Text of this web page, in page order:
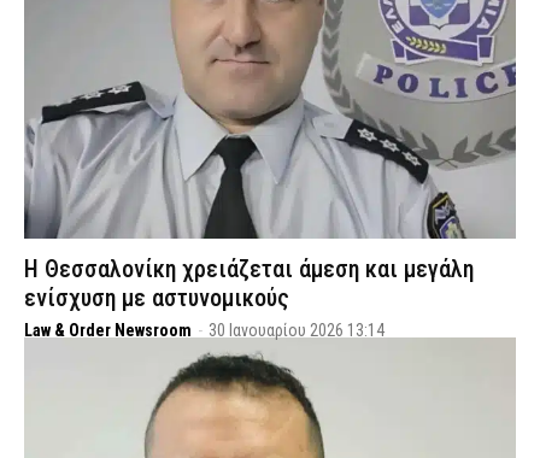
Η Θεσσαλονίκη χρειάζεται άμεση και μεγάλη
ενίσχυση με αστυνομικούς
Law & Order Newsroom - 30 Ιανουαρίου 2026 13:14